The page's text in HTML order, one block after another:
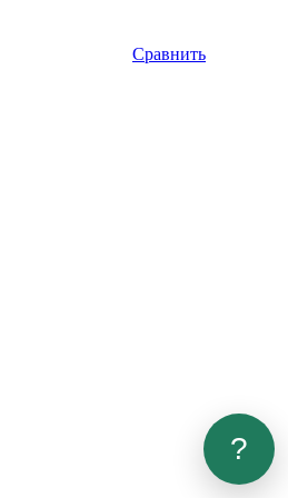
Сравнить
?